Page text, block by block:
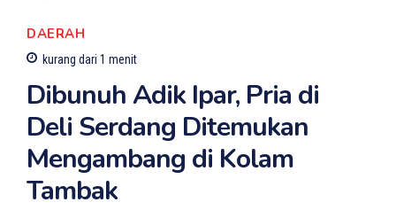
DAERAH
kurang dari 1 menit
Dibunuh Adik Ipar, Pria di
Deli Serdang Ditemukan
Mengambang di Kolam
Tambak